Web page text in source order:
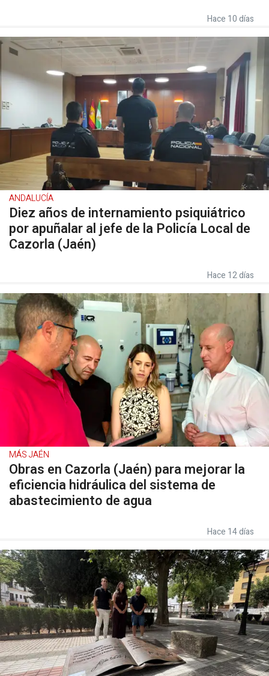
Hace 10 días
ANDALUCÍA
Diez años de internamiento psiquiátrico
por apuñalar al jefe de la Policía Local de
Cazorla (Jaén)
Hace 12 días
MÁS JAÉN
Obras en Cazorla (Jaén) para mejorar la
eficiencia hidráulica del sistema de
abastecimiento de agua
Hace 14 días